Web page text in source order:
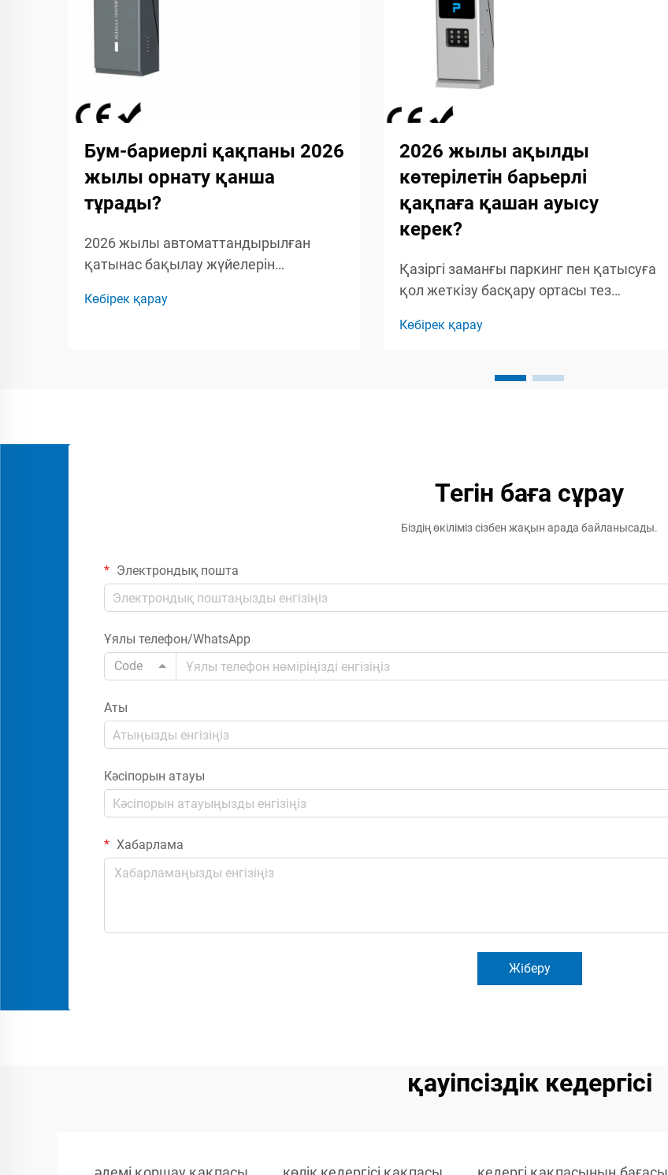
Бум-бариерлі қақпаны 2026
жылы орнату қанша
тұрады?
2026 жылы автоматтандырылған
қатынас бақылау жүйелерін
басқарушылары, қауіпсіздік
Көбірек қарау
2026 жылы ақылды
көтерілетін барьерлі
қақпаға қашан ауысу
керек?
Қазіргі заманғы паркинг пен қатысуға
қол жеткізу басқару ортасы тез
басқарылатын жүйелер ақылды
беруде. 2026 жылға жақындаған
Көбірек қарау
Тегін баға сұрау
Біздің өкіліміз сізбен жақын арада байланысады.
Электрондық пошта
Ұялы телефон/WhatsApp
Code
Аты
Кәсіпорын атауы
Хабарлама
Жіберу
қауіпсіздік кедергісі